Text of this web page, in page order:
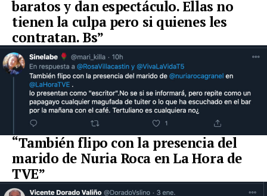
baratos y dan espectáculo. Ellas no
tienen la culpa pero si quienes les
contratan. Bs”
“También flipo con la presencia del
marido de Nuria Roca en La Hora de
TVE”